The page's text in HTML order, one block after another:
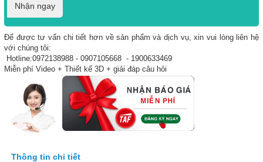
Nhận ngay
Để được tư vấn chi tiết hơn về sản phẩm và dịch vụ, xin vui lòng liên hệ
với chúng tôi:
Hotline:0972138988 - 0907105668 - 1900633469
Miễn phí Video + Thiết kế 3D + giải đáp câu hỏi
Thông tin chi tiết